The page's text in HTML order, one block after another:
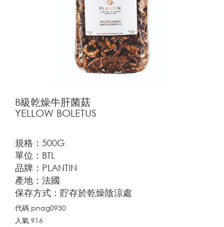
B級乾燥牛肝菌菇
YELLOW BOLETUS
規格：500G
單位：BTL
品牌：PLANTIN
產地：法國
保存方式：貯存於乾燥陰涼處
代碼 pnag0930
人氣 916